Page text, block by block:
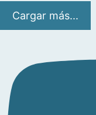
Cargar más...